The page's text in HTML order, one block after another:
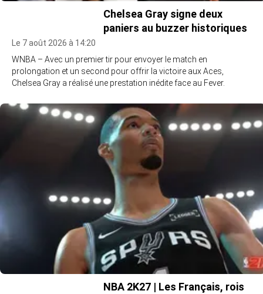
Chelsea Gray signe deux
paniers au buzzer historiques
Le 7 août 2026 à 14:20
WNBA – Avec un premier tir pour envoyer le match en
prolongation et un second pour offrir la victoire aux Aces,
Chelsea Gray a réalisé une prestation inédite face au Fever.
NBA 2K27 | Les Français, rois